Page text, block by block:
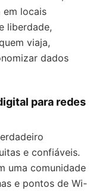
em locais
liberdade,
viaja,
dados
para redes
e confiáveis.
uma comunidade
e pontos de Wi-